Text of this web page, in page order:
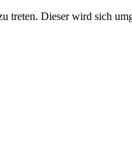
Dieser wird sich